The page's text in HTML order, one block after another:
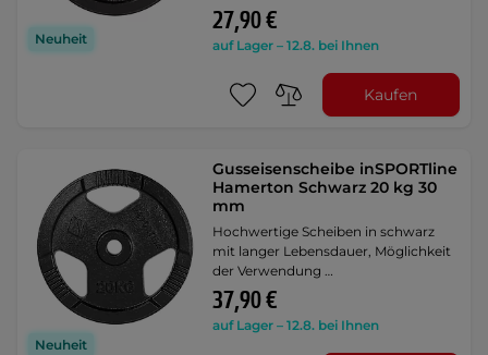
Neuheit
27,90 €
auf Lager – 12.8. bei Ihnen
Kaufen
Neuheit
Gusseisenscheibe inSPORTline
Hamerton Schwarz 20 kg 30
mm
Hochwertige Scheiben in schwarz
mit langer Lebensdauer, Möglichkeit
der Verwendung …
37,90 €
auf Lager – 12.8. bei Ihnen